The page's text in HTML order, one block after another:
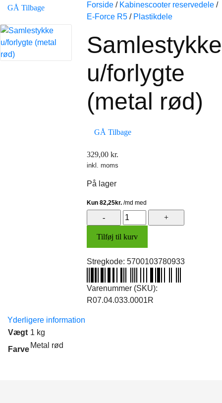
GÅ Tilbage Forside / Kabinescooter reservedele /
E-Force R5 / Plastikdele
Samlestykke
u/forlygte
(metal rød)
GÅ Tilbage
329,00 kr.
inkl. moms
På lager
Samlestykke
u/forlygte
(metal
rød)
antal
Tilføj til kurv
Stregkode: 5700103780933
Varenummer (SKU):
R07.04.033.0001R
Yderligere information
Vægt 1 kg
Farve Metal rød